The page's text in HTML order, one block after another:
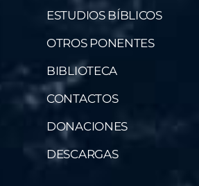
ESTUDIOS BÍBLICOS
OTROS PONENTES
BIBLIOTECA
CONTACTOS
DONACIONES
DESCARGAS